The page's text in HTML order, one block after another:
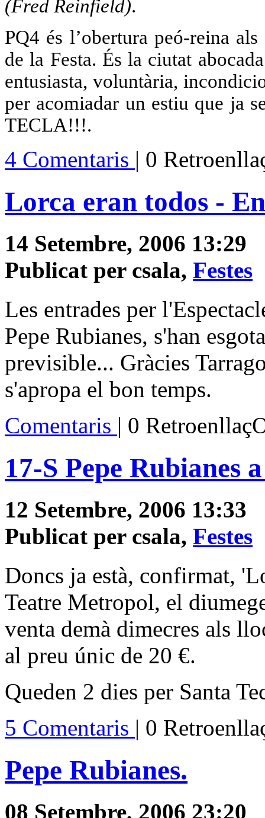
(Fred Reinfield).
PQ4 és l’obertura peó-reina
de la Festa. És la ciutat
entusiasta, voluntària,
per acomiadar un estiu que ja
TECLA!!!.
4 Comentaris | 0
Lorca eran todos -
14 Setembre, 2006 13:29
Publicat per csala, Festes
Les entrades per
Pepe Rubianes, s'han
previsible... Gràcies
s'apropa el bon temps.
Comentaris | 0
17-S Pepe Rubianes
12 Setembre, 2006 13:33
Publicat per csala, Festes
Doncs ja està, confirmat,
Teatre Metropol, el
venta demà dimecres als
al preu únic de 20 €.
Queden 2 dies per Santa
5 Comentaris | 0
Pepe Rubianes.
08 Setembre, 2006 23:20